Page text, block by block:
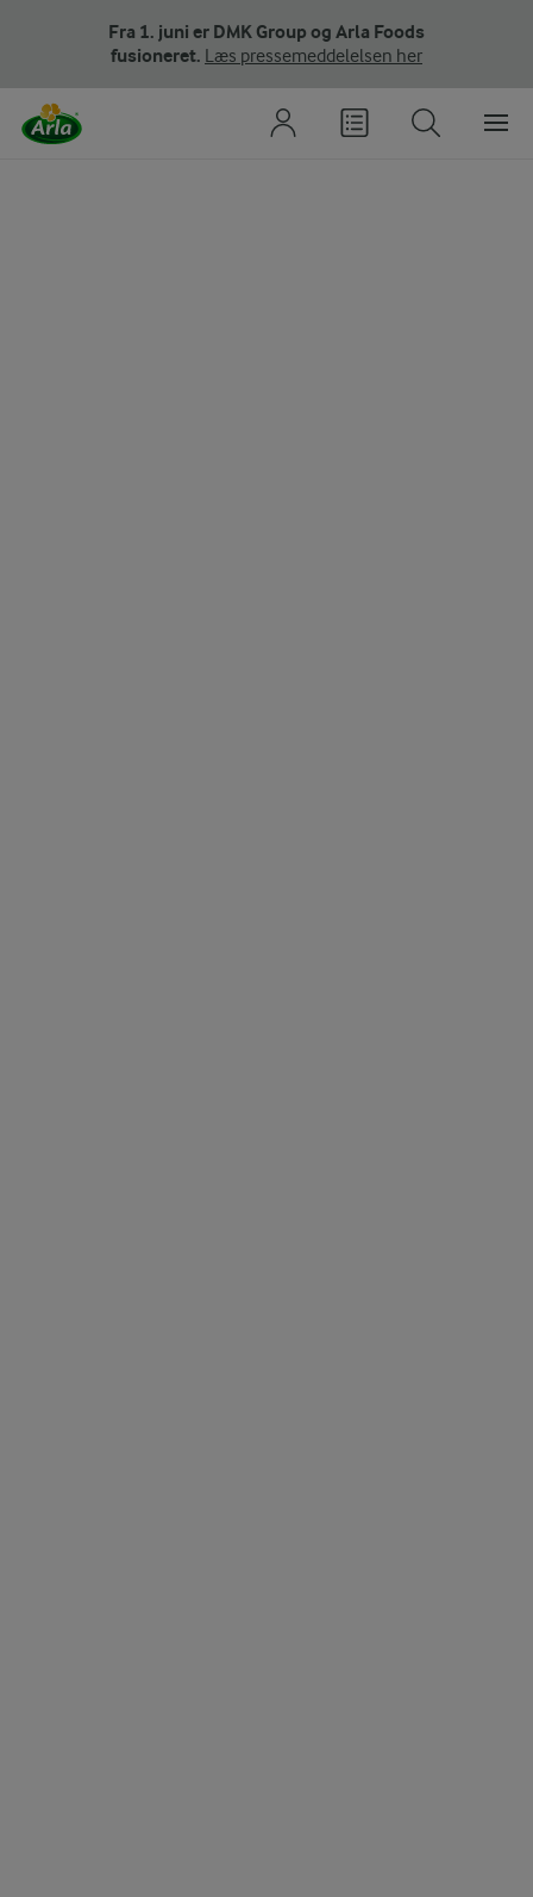
Fra 1. juni er DMK Group og Arla Foods
fusioneret. Læs pressemeddelelsen her